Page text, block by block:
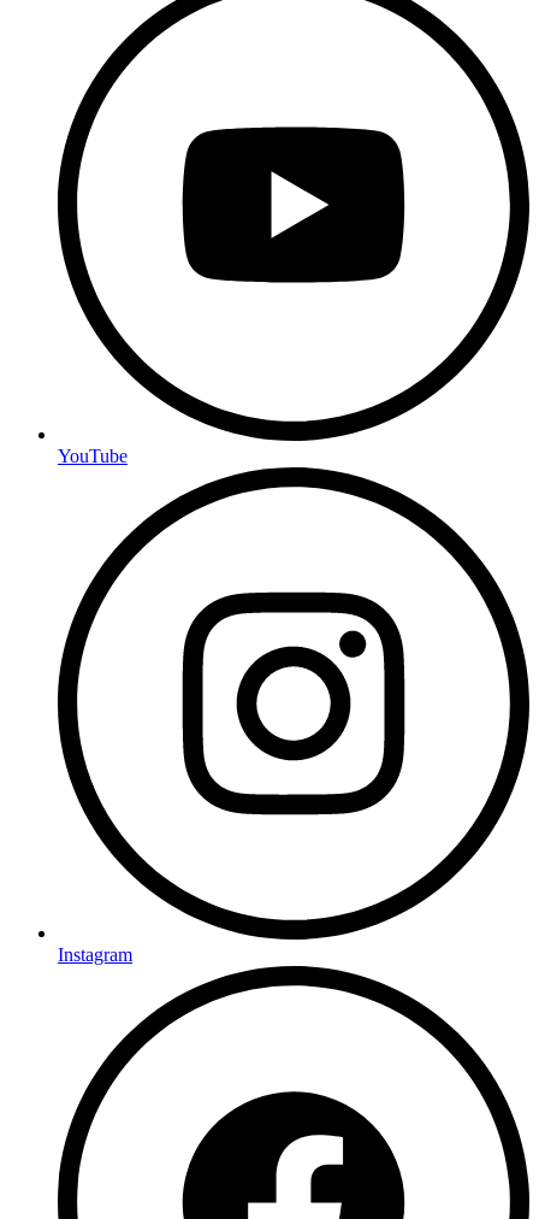
YouTube
Instagram